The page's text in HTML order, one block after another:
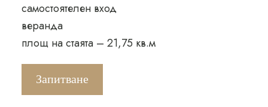
самостоятелен вход
веранда
площ на стаята – 21,75 кв.м
Запитване